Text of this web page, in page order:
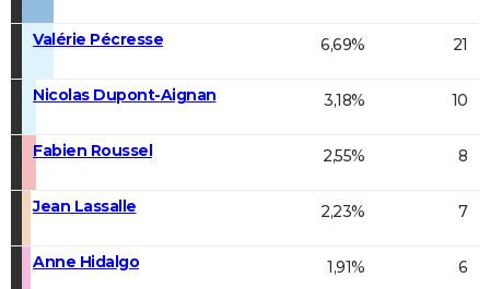
Valérie Pécresse 6,69% 21
Nicolas Dupont-Aignan 3,18% 10
Fabien Roussel 2,55% 8
Jean Lassalle 2,23% 7
Anne Hidalgo 1,91% 6